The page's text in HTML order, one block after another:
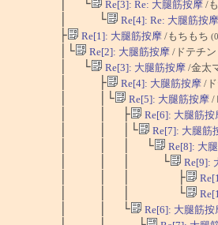
│ └ Re[3]: Re: 大腿筋按摩/
│ └ Re[4]: Re: 大腿筋按摩
├ Re[1]: 大腿筋按摩/もちもち
│└ Re[2]: 大腿筋按摩/ドテチン
│ └ Re[3]: 大腿筋按摩/金太
│ ├ Re[4]: 大腿筋按摩/ド
│ │└ Re[5]: 大腿筋按摩/
│ │ ├ Re[6]: 大腿筋按
│ │ │└ Re[7]: 大腿筋
│ │ │ └ Re[8]: 大
│ │ │ └ Re[9]:
│ │ │ ├
│ │ │ └
│ │ └ Re[6]: 大腿筋按